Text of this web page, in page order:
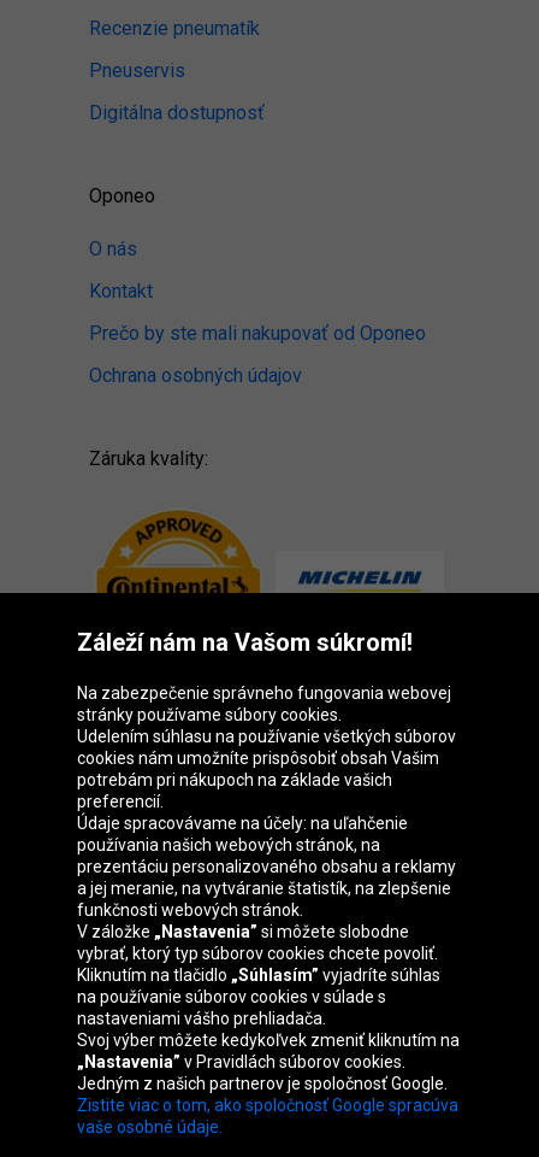
Recenzie pneumatík
Pneuservis
Digitálna dostupnosť
Oponeo
O nás
Kontakt
Prečo by ste mali nakupovať od Oponeo
Ochrana osobných údajov
Záruka kvality:
Skupina Oponeo
Belgique
Česká
republika
Deutschland Éire
España France Italia Magyarország
Nederland Österreich Polska
United
Kingdom
Záleží nám na Vašom súkromí!
Na zabezpečenie správneho fungovania webovej
stránky používame súbory cookies.
Udelením súhlasu na používanie všetkých súborov
cookies nám umožníte prispôsobiť obsah Vašim
potrebám pri nákupoch na základe vašich
preferencií.
Údaje spracovávame na účely: na uľahčenie
používania našich webových stránok, na
prezentáciu personalizovaného obsahu a reklamy
a jej meranie, na vytváranie štatistík, na zlepšenie
funkčnosti webových stránok.
V záložke „Nastavenia” si môžete slobodne
vybrať, ktorý typ súborov cookies chcete povoliť.
Kliknutím na tlačidlo „Súhlasím” vyjadríte súhlas
na používanie súborov cookies v súlade s
nastaveniami vášho prehliadača.
Svoj výber môžete kedykoľvek zmeniť kliknutím na
„Nastavenia” v Pravidlách súborov cookies.
Jedným z našich partnerov je spoločnosť Google.
Zistite viac o tom, ako spoločnosť Google spracúva
vaše osobné údaje.